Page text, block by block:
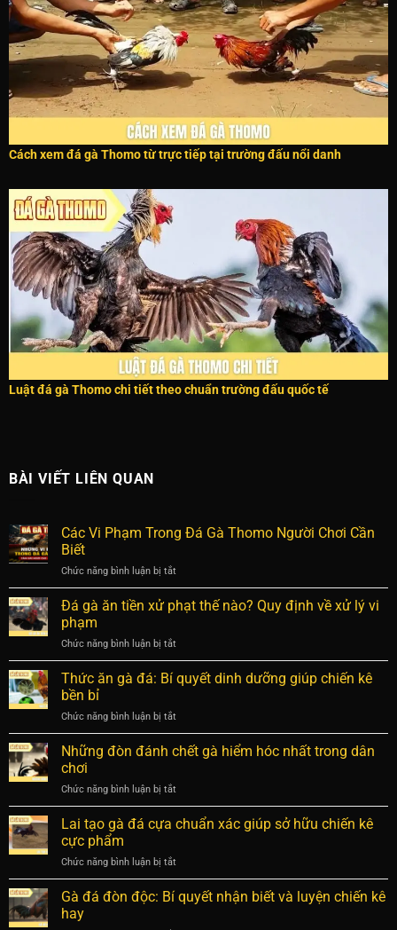
Cách xem đá gà Thomo từ trực tiếp tại trường đấu nổi danh
Luật đá gà Thomo chi tiết theo chuẩn trường đấu quốc tế
BÀI VIẾT LIÊN QUAN
Các Vi Phạm Trong Đá Gà Thomo Người Chơi Cần
Biết
Chức năng bình luận bị tắtở
Các
Vi
Phạm
Đá
Gà
Thomo
Cần
Biết
Đá gà ăn tiền xử phạt thế nào? Quy định về xử lý vi
phạm
Chức năng bình luận bị tắtở
Đá
gà
ăn
xử
phạt
thế
định
về
xử
Thức ăn gà đá: Bí quyết dinh dưỡng giúp chiến kê
bền bỉ
Chức năng bình luận bị tắtở
Thức
ăn
Bí
quyết
dinh
chiến
kê
bền
Những đòn đánh chết gà hiểm hóc nhất trong dân
chơi
Chức năng bình luận bị tắtở
Những
đòn
gà
hiểm
hóc
Lai tạo gà đá cựa chuẩn xác giúp sở hữu chiến kê
cực phẩm
Chức năng bình luận bị tắtở
Lai
tạo
gà
Gà đá đòn độc: Bí quyết nhận biết và luyện chiến kê
hay